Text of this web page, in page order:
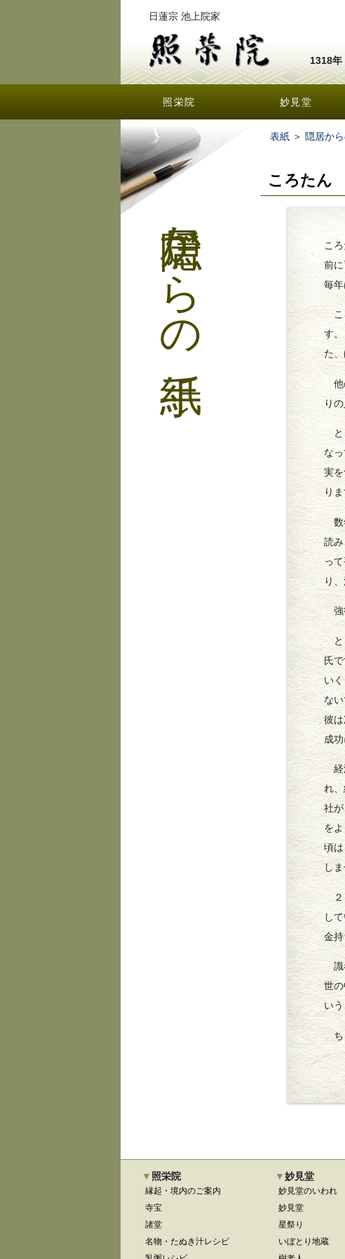
日蓮宗 池上院家
1318年
照栄院 妙見堂
隠居からの手紙
表紙＞ 隠居か
ころたん
こ
前
毎
こ
す
た
他
り
と
な
実
り
数
読
っ
り
強
と
氏
い
ない
彼
成
経
れ
社
を
頃
し
２
し
金
識
世
い
ち
照栄院
縁起・境内のご案内
寺宝
諸堂
名物・たぬき汁レシピ
妙見堂
妙見堂のいわれ
妙見堂
星祭り
いぼとり地蔵